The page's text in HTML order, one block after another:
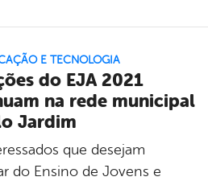
E TECNOLOGIA
do EJA 2021
na rede municipal
Jardim
que desejam
do Ensino de Jovens e